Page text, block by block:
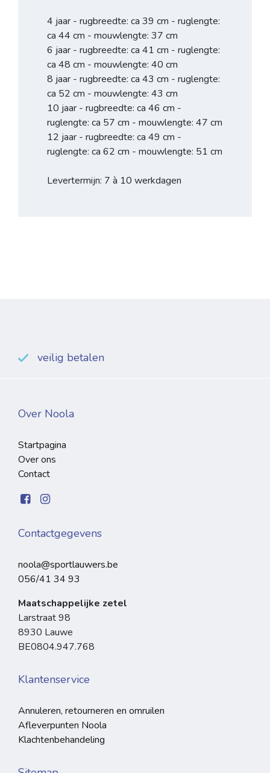
4 jaar - rugbreedte: ca 39 cm - ruglengte:
ca 44 cm - mouwlengte: 37 cm
6 jaar - rugbreedte: ca 41 cm - ruglengte:
ca 48 cm - mouwlengte: 40 cm
8 jaar - rugbreedte: ca 43 cm - ruglengte:
ca 52 cm - mouwlengte: 43 cm
10 jaar - rugbreedte: ca 46 cm -
ruglengte: ca 57 cm - mouwlengte: 47 cm
12 jaar - rugbreedte: ca 49 cm -
ruglengte: ca 62 cm - mouwlengte: 51 cm
Levertermijn: 7 à 10 werkdagen
veilig betalen
Over Noola
Startpagina
Over ons
Contact
Contactgegevens
noola@sportlauwers.be
056/41 34 93
Maatschappelijke zetel
Larstraat 98
8930 Lauwe
BE0804.947.768
Klantenservice
Annuleren, retourneren en omruilen
Afleverpunten Noola
Klachtenbehandeling